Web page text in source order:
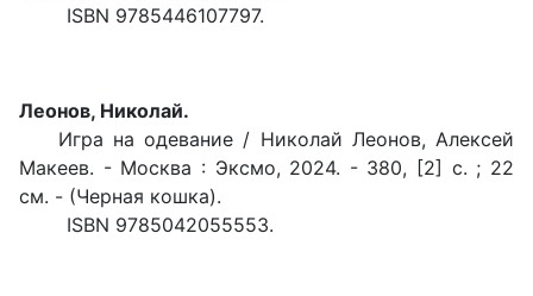
ISBN 9785446107797.
Леонов, Николай.
Игра на одевание / Николай Леонов, Алексей
Макеев. - Москва : Эксмо, 2024. - 380, [2] с. ; 22
см. - (Черная кошка).
ISBN 9785042055553.